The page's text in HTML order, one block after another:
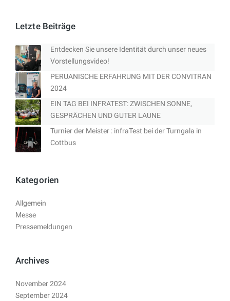
Letzte Beiträge
Entdecken Sie unsere Identität durch unser neues
Vorstellungsvideo!
PERUANISCHE ERFAHRUNG MIT DER CONVITRAN
2024
EIN TAG BEI INFRATEST: ZWISCHEN SONNE,
GESPRÄCHEN UND GUTER LAUNE
Turnier der Meister : infraTest bei der Turngala in
Cottbus
Kategorien
Allgemein
Messe
Pressemeldungen
Archives
November 2024
September 2024